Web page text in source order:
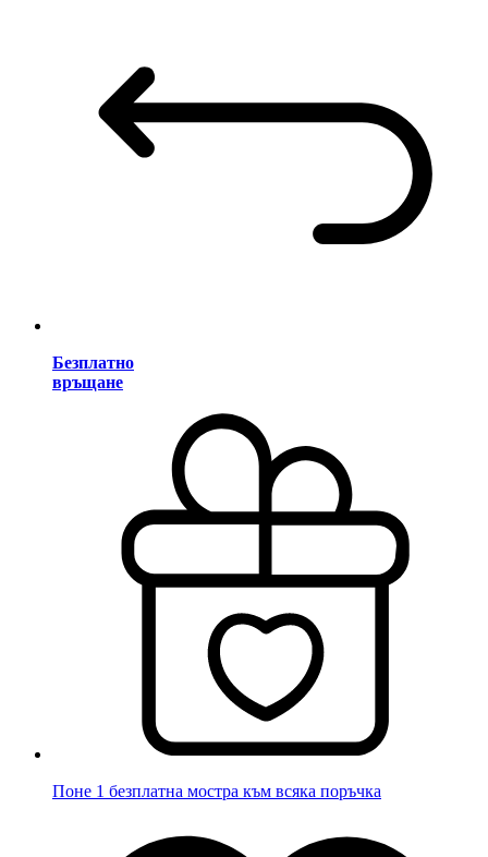
Безплатно
връщане
Поне 1 безплатна мостра към всяка поръчка